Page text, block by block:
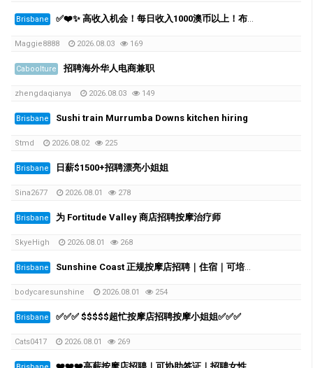
Brisbane ✅❤️✨ 高收入机会！每日收入1000澳币以上！布里斯班高端按摩连锁诚聘员工 ❤️✨✅
Maggie8888 2026.08.03 169
Caboolture 招聘海外华人电商兼职
zhengdaqianya 2026.08.03 149
Brisbane Sushi train Murrumba Downs kitchen hiring
Stmd 2026.08.02 225
Brisbane 日薪$1500+招聘漂亮小姐姐
Sina2677 2026.08.01 278
Brisbane 为 Fortitude Valley 商店招聘按摩治疗师
SkyeHigh 2026.08.01 268
Brisbane Sunshine Coast 正规按摩店招聘｜住宿｜可培训｜周薪可破千
bodycaresunshine 2026.08.01 254
Brisbane ✅✅✅ $$$$$超忙按摩店招聘按摩小姐姐✅✅✅
Cats0417 2026.08.01 269